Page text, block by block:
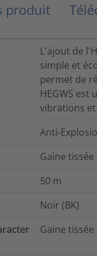
produit
L'ajout de
simple et
permet de
HEGWS
vibrations
Anti-
Gaine tissée
50 m
Noir (BK)
Gaine tissée